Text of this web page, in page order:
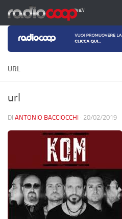
Salta al contenuto
URL
url
DI ANTONIO BACCIOCCHI · 20/02/2019